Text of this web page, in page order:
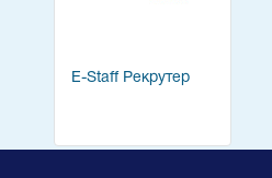
E-Staff Рекрутер